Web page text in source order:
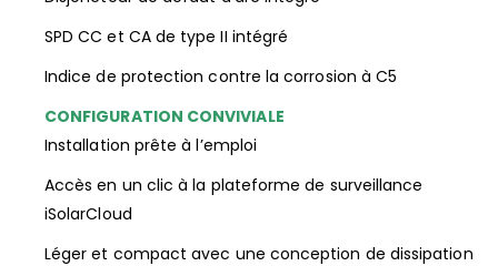
SPD CC et CA de type II intégré
Indice de protection contre la corrosion à C5
CONFIGURATION CONVIVIALE
Installation prête à l’emploi
Accès en un clic à la plateforme de surveillance
iSolarCloud
Léger et compact avec une conception de dissipation